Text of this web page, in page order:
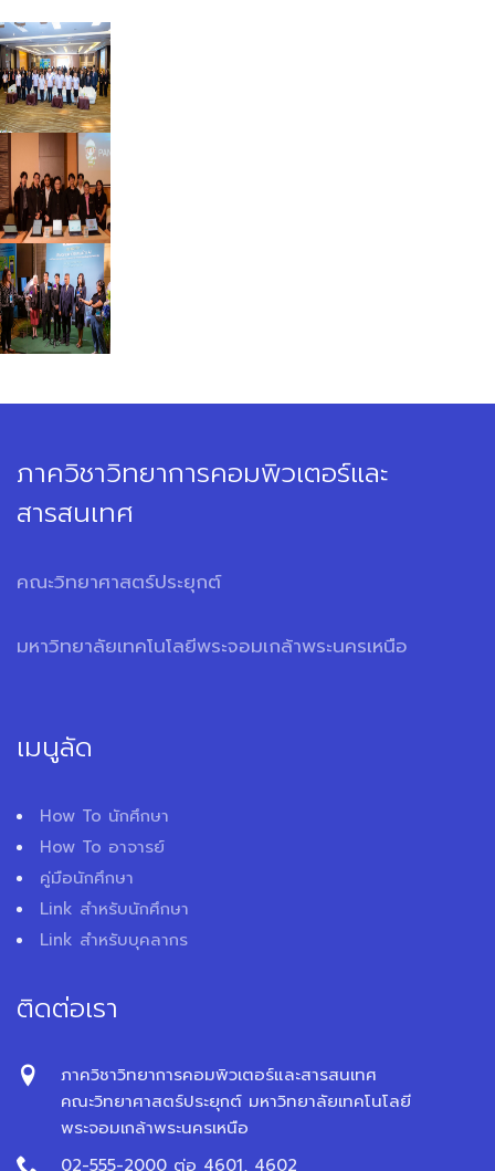
ภาควิชาวิทยาการคอมพิวเตอร์และ
สารสนเทศ
คณะวิทยาศาสตร์ประยุกต์
มหาวิทยาลัยเทคโนโลยีพระจอมเกล้าพระนครเหนือ
เมนูลัด
How To นักศึกษา
How To อาจารย์
คู่มือนักศึกษา
Link สำหรับนักศึกษา
Link สำหรับบุคลากร
ติดต่อเรา
ภาควิชาวิทยาการคอมพิวเตอร์และสารสนเทศ
คณะวิทยาศาสตร์ประยุกต์ มหาวิทยาลัยเทคโนโลยี
พระจอมเกล้าพระนครเหนือ
02-555-2000 ต่อ 4601, 4602